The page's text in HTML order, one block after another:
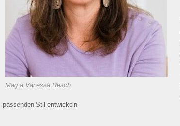
Mag.a Vanessa Resch
passenden Stil entwickeln